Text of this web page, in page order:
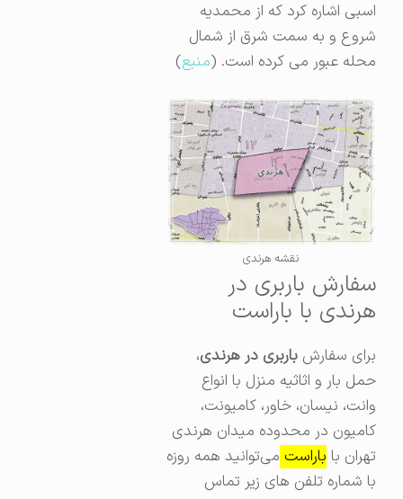
اسبی اشاره کرد که از محمدیه
شروع و به سمت شرق از شمال
محله عبور می کرده است. (منبع)
نقشه هرندی
سفارش باربری در
هرندی با باراست
برای سفارشباربری در هرندی،
حمل بار و اثاثیه منزل با انواع
وانت،‌ نیسان، خاور، کامیونت،
کامیون در محدوده میدان هرندی
تهران باباراستمی‌توانید همه روزه
با شماره تلفن های زیر تماس